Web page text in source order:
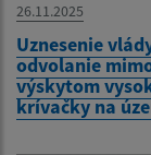
26.11.2025
Uznesenie
odvolanie
výskytom
krívačky na